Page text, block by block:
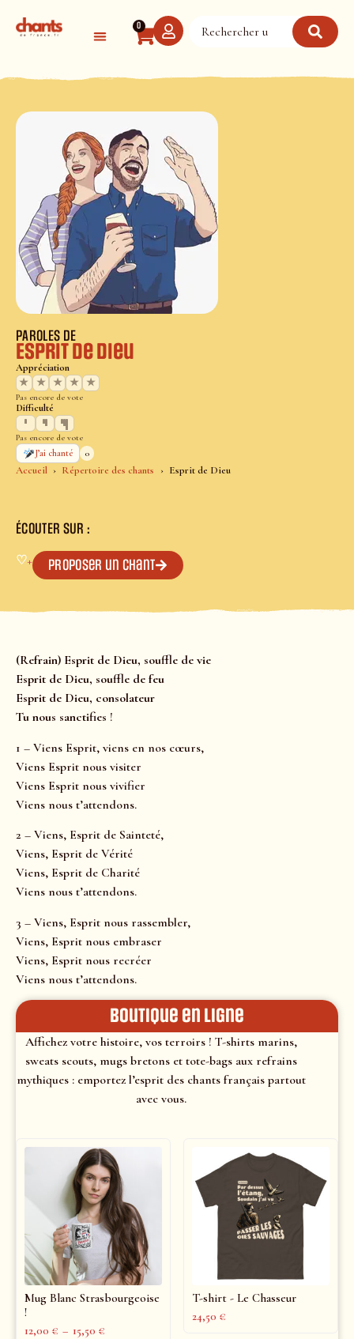
0
Accueil Répertoire des chants Esprit de Dieu
PAROLES DE
Esprit de Dieu
Appréciation
★
★ ★ ★ ★
Pas encore de vote
Difficulté
Pas encore de vote
J’ai chanté
0
ÉCOUTER SUR :
♡+ Proposer un chant
(Refrain) Esprit de Dieu, souffle de vie
Esprit de Dieu, souffle de feu
Esprit de Dieu, consolateur
Tu nous sanctifies !
1 – Viens Esprit, viens en nos cœurs,
Viens Esprit nous visiter
Viens Esprit nous vivifier
Viens nous t’attendons.
2 – Viens, Esprit de Sainteté,
Viens, Esprit de Vérité
Viens, Esprit de Charité
Viens nous t’attendons.
3 – Viens, Esprit nous rassembler,
Viens, Esprit nous embraser
Viens, Esprit nous recréer
Viens nous t’attendons.
Boutique en ligne
Affichez votre histoire, vos terroirs ! T-shirts marins,
sweats scouts, mugs bretons et tote-bags aux refrains
mythiques : emportez l’esprit des chants français partout
avec vous.
Mug Blanc Strasbourgeoise
!
12,00 € – 15,50 €
T-shirt - Le Chasseur
24,50 €